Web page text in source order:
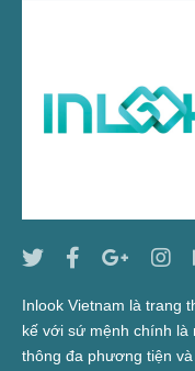
Inlook Vietnam là trang
kế với sứ mệnh chính là
thông đa phương tiện